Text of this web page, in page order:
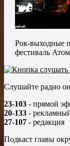
Рок-выходные
фестиваль
Слушайте радио
23-103 - прямой
20-133 -
27-107 - редакция
Подкаст главы